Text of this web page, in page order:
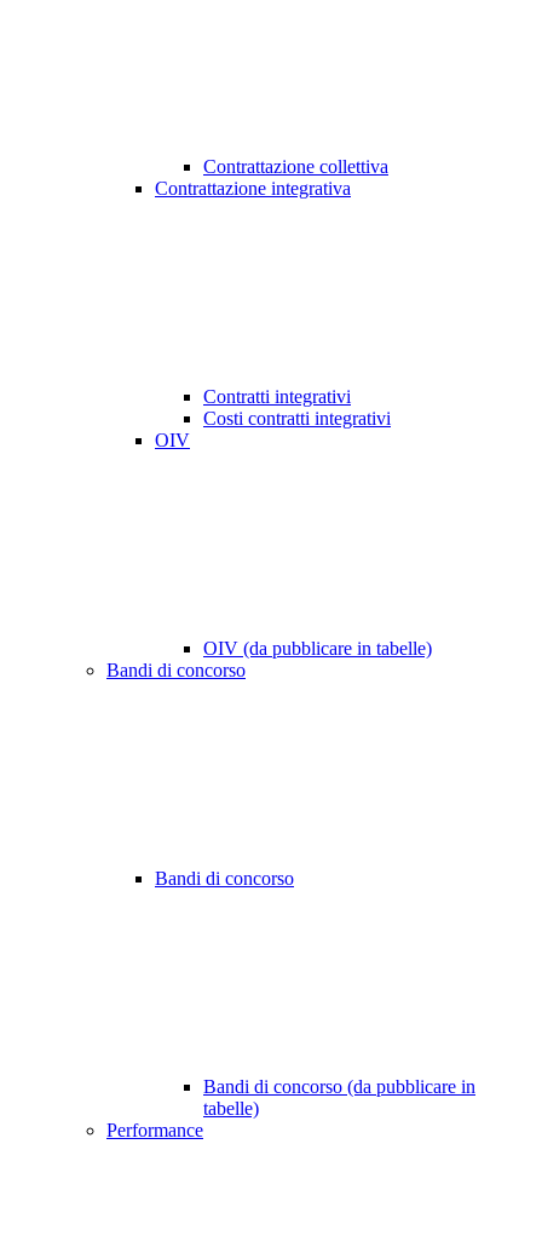
Contrattazione collettiva
Contrattazione integrativa
Contratti integrativi
Costi contratti integrativi
OIV
OIV (da pubblicare in tabelle)
Bandi di concorso
Bandi di concorso
Bandi di concorso (da pubblicare in
tabelle)
Performance